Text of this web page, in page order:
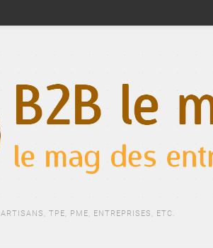
ARTISANS, TPE, PME, ENTREPRISES, ETC.